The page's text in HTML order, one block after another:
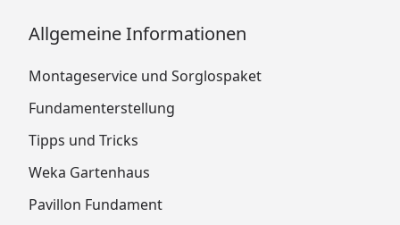
Allgemeine Informationen
Montageservice und Sorglospaket
Fundamenterstellung
Tipps und Tricks
Weka Gartenhaus
Pavillon Fundament